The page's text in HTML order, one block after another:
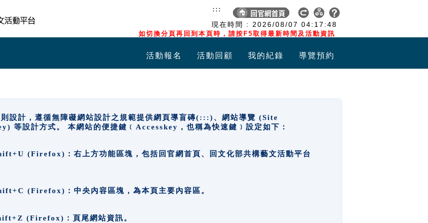
現在時間 : 2026/08/07 04:17:48
如切換分頁再回到本頁時，請按F5取得最新時間及活動資訊
:::
活動報名 活動回顧 我的紀錄 導覽預約
設計，遵循無障礙網站設計之規範提供網頁導盲磚(:::)、網站導覽 (Site
等設計方式。 本網站的便捷鍵﹝Accesskey，也稱為快速鍵﹞設定如下：
(Firefox)：右上方功能區塊，包括回官網首頁、回文化部共構藝文活動平台
(Firefox)：中央內容區塊，為本頁主要內容區。
(Firefox)：頁尾網站資訊。